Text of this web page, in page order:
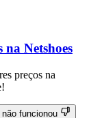
na Netshoes
preços na
funcionou